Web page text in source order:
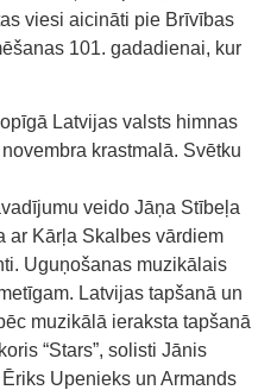
viesi aicināti pie Brīvības
101. gadadienai, kur
Latvijas valsts himnas
krastmalā. Svētku
veido Jāņa Stībeļa
ar Kārļa Skalbes vārdiem
Uguņošanas muzikālais
Latvijas tapšanā un
muzikālā ieraksta tapšanā
“Stars”, solisti Jānis
Upenieks un Armands